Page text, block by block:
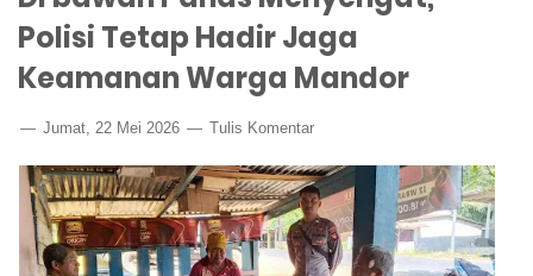
Polisi Tetap Hadir Jaga
Keamanan Warga Mandor
Jumat, 22 Mei 2026 Tulis Komentar